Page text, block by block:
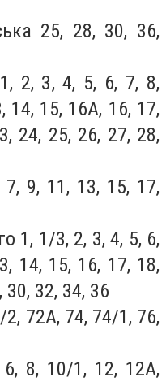
25, 28, 30, 36,
2, 3, 4, 5, 6, 7, 8,
14, 15, 16А, 16, 17,
24, 25, 26, 27, 28,
9, 11, 13, 15, 17,
1, 1/3, 2, 3, 4, 5, 6,
14, 15, 16, 17, 18,
30, 32, 34, 36
72А, 74, 74/1, 76,
8, 10/1, 12, 12А,